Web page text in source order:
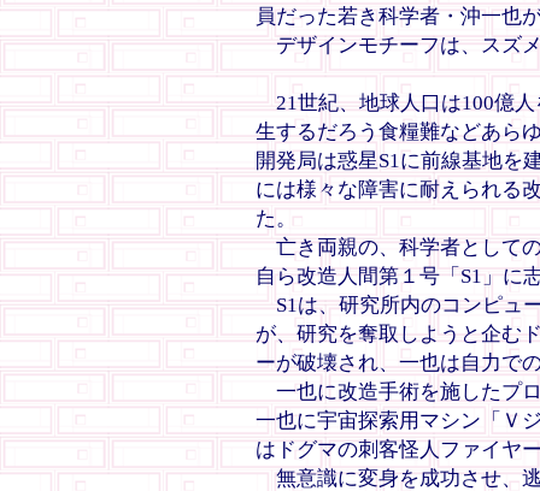
員だった若き科学者・沖一也
デザインモチーフは、スズ
21世紀、地球人口は100億
生するだろう食糧難などあら
開発局は惑星S1に前線基地を
には様々な障害に耐えられる
た。
亡き両親の、科学者として
自ら改造人間第１号「S1」に
S1は、研究所内のコンピュ
が、研究を奪取しようと企む
ーが破壊され、一也は自力で
一也に改造手術を施したプ
一也に宇宙探索用マシン「Ｖ
はドグマの刺客怪人ファイヤ
無意識に変身を成功させ、